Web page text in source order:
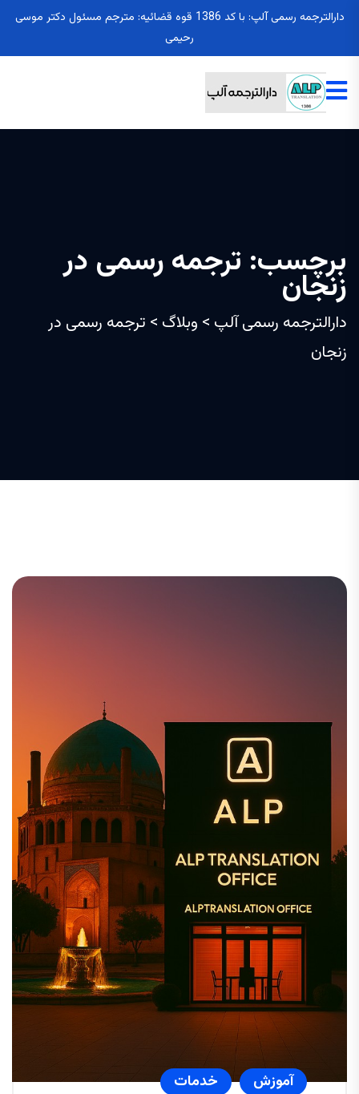
دارالترجمه رسمی آلپ: با کد 1386 قوه قضائیه: مترجم مسئول دکتر موسی
رحیمی
برچسب: ترجمه رسمی در
زنجان
دارالترجمه رسمی آلپ > وبلاگ > ترجمه رسمی در
زنجان
آموزش
خدمات